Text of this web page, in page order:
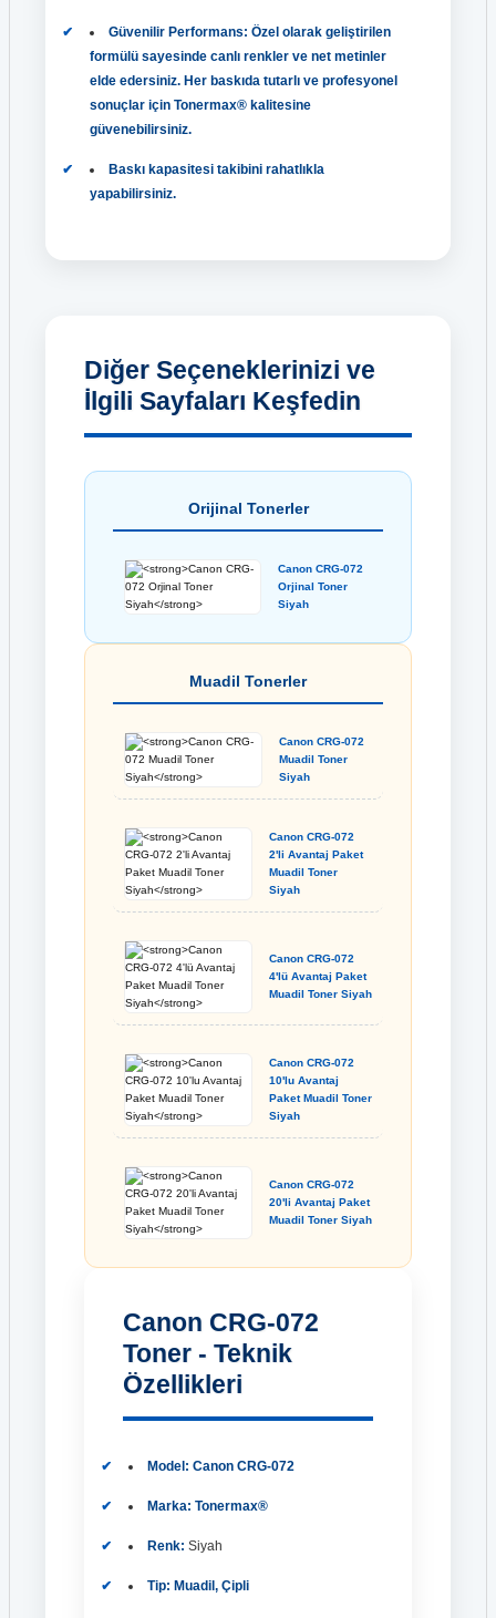
Güvenilir Performans: Özel olarak geliştirilen
formülü sayesinde canlı renkler ve net metinler
elde edersiniz. Her baskıda tutarlı ve profesyonel
sonuçlar için Tonermax® kalitesine
güvenebilirsiniz.
Baskı kapasitesi takibini rahatlıkla
yapabilirsiniz.
Diğer Seçeneklerinizi ve
İlgili Sayfaları Keşfedin
Orijinal Tonerler
Canon CRG-072
Orjinal Toner
Siyah
Muadil Tonerler
Canon CRG-072
Muadil Toner
Siyah
Canon CRG-072
2'li Avantaj Paket
Muadil Toner
Siyah
Canon CRG-072
4'lü Avantaj Paket
Muadil Toner Siyah
Canon CRG-072
10'lu Avantaj
Paket Muadil Toner
Siyah
Canon CRG-072
20'li Avantaj Paket
Muadil Toner Siyah
Canon CRG-072
Toner - Teknik
Özellikleri
Model: Canon CRG-072
Marka: Tonermax®
Renk: Siyah
Tip: Muadil, Çipli